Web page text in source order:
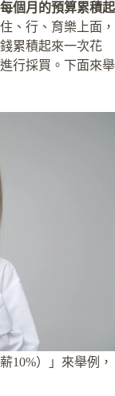
個月的預算累積起
、行、育樂上面，
累積起來一次花
行採買。下面來舉
10%）」來舉例，